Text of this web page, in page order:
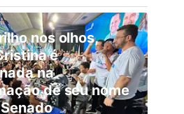
nos olhos,
é
na
de seu nome